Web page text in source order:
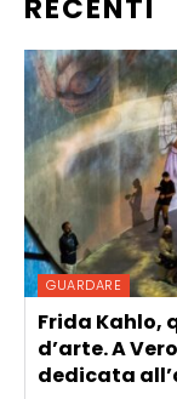
RECENTI
GUARDARE
Frida Kahlo,
d’arte. A
dedicata